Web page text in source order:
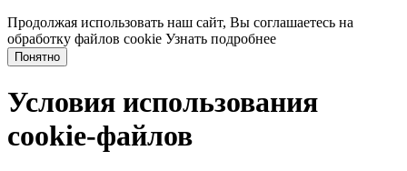
Продолжая использовать наш сайт, Вы соглашаетесь на
обработку файлов cookie Узнать подробнее
Понятно
Условия использования
cookie-файлов